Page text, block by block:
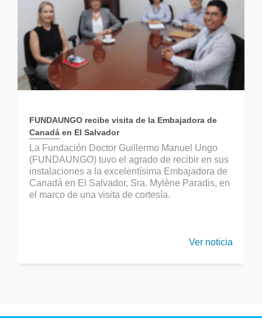
FUNDAUNGO recibe visita de la Embajadora de
Canadá en El Salvador
La Fundación Doctor Guillermo Manuel Ungo
(FUNDAUNGO) tuvo el agrado de recibir en sus
instalaciones a la excelentísima Embajadora de
Canadá en El Salvador, Sra. Mylène Paradis, en
el marco de una visita de cortesía.
Ver noticia